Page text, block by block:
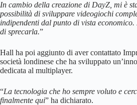
In cambio della creazione di DayZ, mi è
possibilità di sviluppare videogiochi
indipendenti dal punto di vista economico.
di sprecarla.”
Hall ha poi aggiunto di aver contattato
società londinese che ha sviluppato
dedicata al multiplayer.
“La tecnologia che ho sempre voluto e
finalmente qui” ha dichiarato.